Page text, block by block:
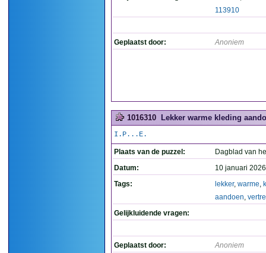
113910
Geplaatst door: Anoniem
1016310 Lekker warme kleding
I.P...E.
Plaats van de puzzel:
Dagblad van
Datum:
10 januari
Tags:
lekker, warme,
aandoen,
Gelijkluidende vragen:
Geplaatst door: Anoniem